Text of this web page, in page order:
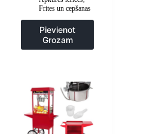
Frites un cepšanas
Gastronomija
Regulējamas
cepšanas iekārtas
Pievienot
Grozam